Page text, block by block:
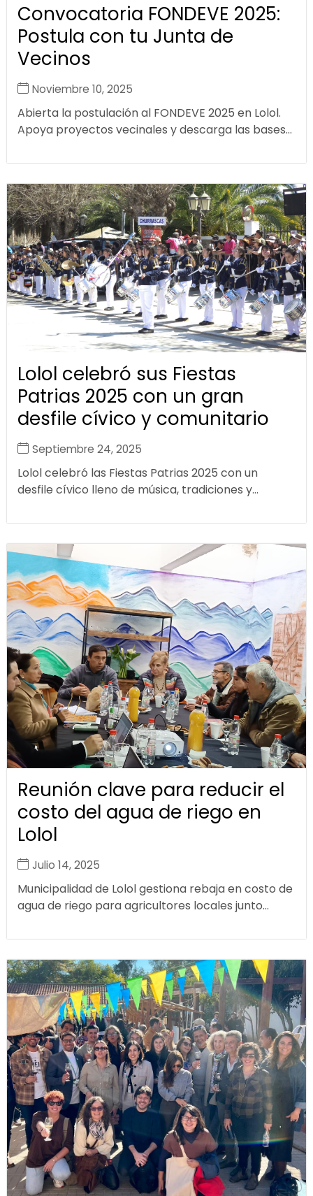
Convocatoria FONDEVE 2025:
Postula con tu Junta de
Vecinos
Noviembre 10, 2025
Abierta la postulación al FONDEVE 2025 en Lolol.
Apoya proyectos vecinales y descarga las bases...
Lolol celebró sus Fiestas
Patrias 2025 con un gran
desfile cívico y comunitario
Septiembre 24, 2025
Lolol celebró las Fiestas Patrias 2025 con un
desfile cívico lleno de música, tradiciones y...
Reunión clave para reducir el
costo del agua de riego en
Lolol
Julio 14, 2025
Municipalidad de Lolol gestiona rebaja en costo de
agua de riego para agricultores locales junto...